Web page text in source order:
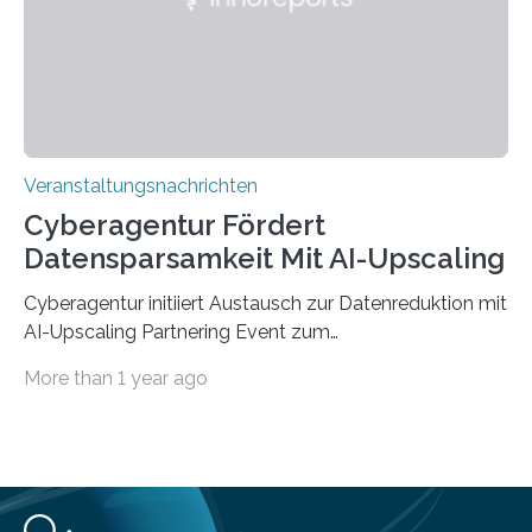
Veranstaltungsnachrichten
Cyberagentur Fördert
Datensparsamkeit Mit AI-Upscaling
Cyberagentur initiiert Austausch zur Datenreduktion mit
AI-Upscaling Partnering Event zum
innovative DatenverarbeitungDie Agentur für
Entwicklung von Technologien zur gezielten
More than 1 year ago